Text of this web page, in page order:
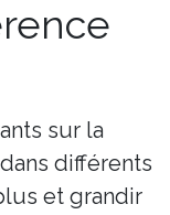
sur la
différents
et grandir